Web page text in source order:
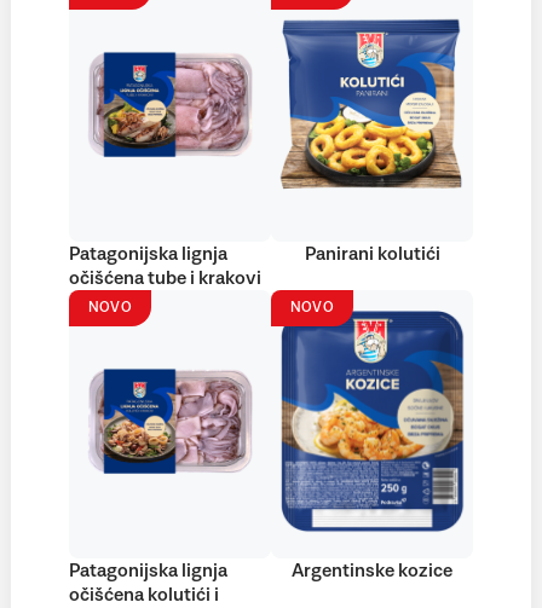
Patagonijska lignja
očišćena tube i krakovi
Panirani kolutići
NOVO
Patagonijska lignja
očišćena kolutići i
NOVO
Argentinske kozice